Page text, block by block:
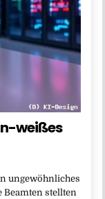
weißes
ungewöhnliches
Beamten stellten